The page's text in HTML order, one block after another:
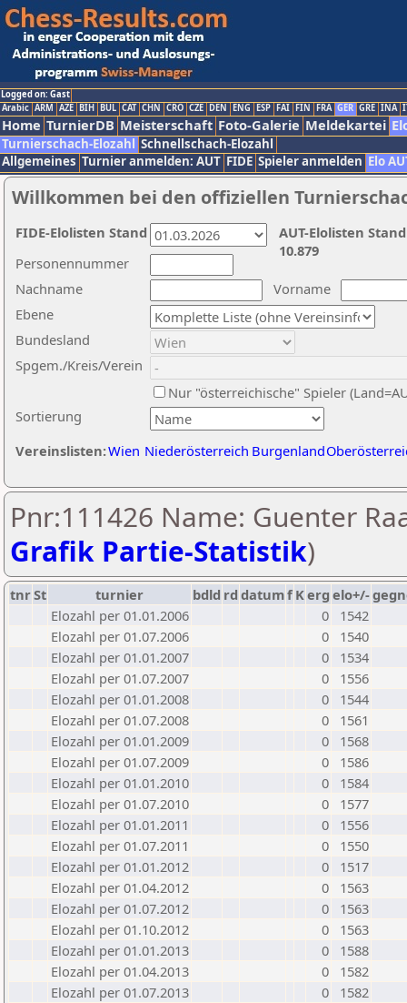
Logged on: Gast
Arabic ARM AZE BIH BUL CAT CHN CRO CZE DEN ENG ESP FAI FIN FRA GER GRE INA
Home TurnierDB Meisterschaft Foto-Galerie Meldekartei
Turnierschach-Elozahl Schnellschach-Elozahl
Allgemeines Turnier anmelden: AUT FIDE Spieler anmelden Elo
Willkommen bei den offiziellen
Nachname
Vorname
Ebene
Sortierung
Personennummer
Bundesland
Spgem./Kreis/Verein
Nur "österreichische" Spieler
Vereinslisten:Wien Niederösterreich Burgenland
AUT-Elolisten
10.879
FIDE-Elolisten Stand
Pnr:111426 Name: Guenter
Grafik Partie-Statistik)
tnrSt turnier bdld rd datumf Kerg elo+/-
Elozahl per 01.01.2006
0
1542
Elozahl per 01.07.2006
0
1540
Elozahl per 01.01.2007
0
1534
Elozahl per 01.07.2007
0
1556
Elozahl per 01.01.2008
0
1544
Elozahl per 01.07.2008
0
1561
Elozahl per 01.01.2009
0
1568
Elozahl per 01.07.2009
0
1586
Elozahl per 01.01.2010
0
1584
Elozahl per 01.07.2010
0
1577
Elozahl per 01.01.2011
0
1556
Elozahl per 01.07.2011
0
1550
Elozahl per 01.01.2012
0
1517
Elozahl per 01.04.2012
0
1563
Elozahl per 01.07.2012
0
1563
Elozahl per 01.10.2012
0
1563
Elozahl per 01.01.2013
0
1588
Elozahl per 01.04.2013
0
1582
Elozahl per 01.07.2013
0
1582